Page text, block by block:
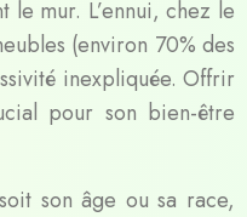
mur. L’ennui, chez le
(environ 70% des
inexpliquée. Offrir
pour son bien-être
son âge ou sa race,